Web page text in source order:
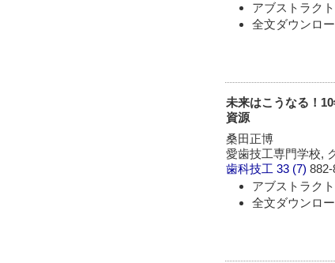
アブストラク
全文ダウンロ
未来はこうなる！
資源
桑田正博
愛歯技工専門学校,
歯科技工 33 (7)882-
アブストラク
全文ダウンロ